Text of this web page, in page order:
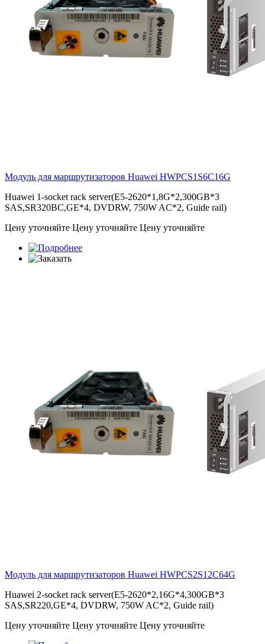
Модуль для маршрутизаторов Huawei HWPCS1S6C16G
Huawei 1-socket rack server(E5-2620*1,8G*2,300GB*3
SAS,SR320BC,GE*4, DVDRW, 750W AC*2, Guide rail)
Цену уточняйте Цену уточняйте Цену уточняйте
Модуль для маршрутизаторов Huawei HWPCS2S12C64G
Huawei 2-socket rack server(E5-2620*2,16G*4,300GB*3
SAS,SR220,GE*4, DVDRW, 750W AC*2, Guide rail)
Цену уточняйте Цену уточняйте Цену уточняйте